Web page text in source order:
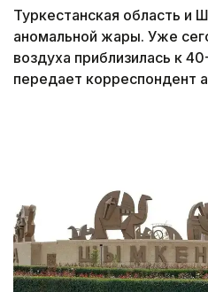
Туркестанская область и
аномальной жары. Уже
воздуха приблизилась к
передает корреспондент